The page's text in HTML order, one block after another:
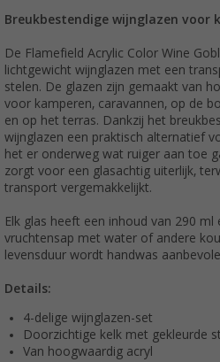
Breukbestendige wijnglazen voor
De Flamefield Acrylic Color Wine
lichtgewicht wijnglazen met een
stelen. De glazen zijn gemaakt van
voor kamperen, caravannen, op de
en op het terras. Dankzij het
wijnglazen een praktisch alternatief
het er onderweg wat ruiger aan toe
zorgt voor een glasachtig uiterlijk,
transport vergemakkelijkt.
Elk glas heeft een inhoud van 290
vruchtensap met water of andere
levensduur wordt handwas
Details:
4-delige wijnglazen-set
Doorzichtige kelk met gekleurde
Van hoogwaardig acryl